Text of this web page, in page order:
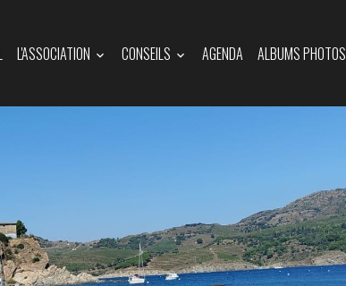
L'ASSOCIATION CONSEILS AGENDA ALBUMS PHOTOS